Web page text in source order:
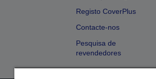
Registo CoverPlus
Contacte-nos
Pesquisa de
revendedores